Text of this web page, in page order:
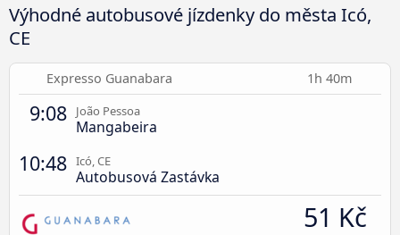
Výhodné autobusové jízdenky do města Icó,
CE
Expresso Guanabara 1h 40m
9:08 João Pessoa
Mangabeira
10:48 Icó, CE
Autobusová Zastávka
51 Kč